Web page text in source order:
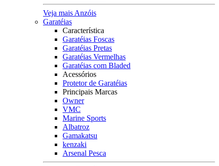
Veja mais Anzóis
Garatéias
Característica
Garatéias Foscas
Garatéias Pretas
Garatéias Vermelhas
Garatéias com Bladed
Acessórios
Protetor de Garatéias
Principais Marcas
Owner
VMC
Marine Sports
Albatroz
Gamakatsu
kenzaki
Arsenal Pesca